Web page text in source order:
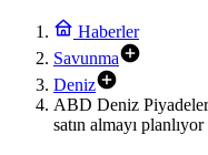
Haberler
Savunma
Deniz
ABD Deniz
satın almayı planlıyor